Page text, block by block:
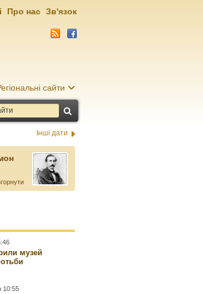
сайти
Про нас Зв'язок
Інші дати
музей
10:55